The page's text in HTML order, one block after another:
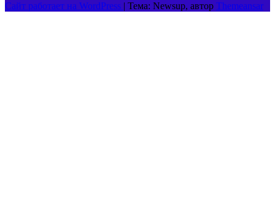
Сайт работает на WordPress | Тема: Newsup, автор Themeansar